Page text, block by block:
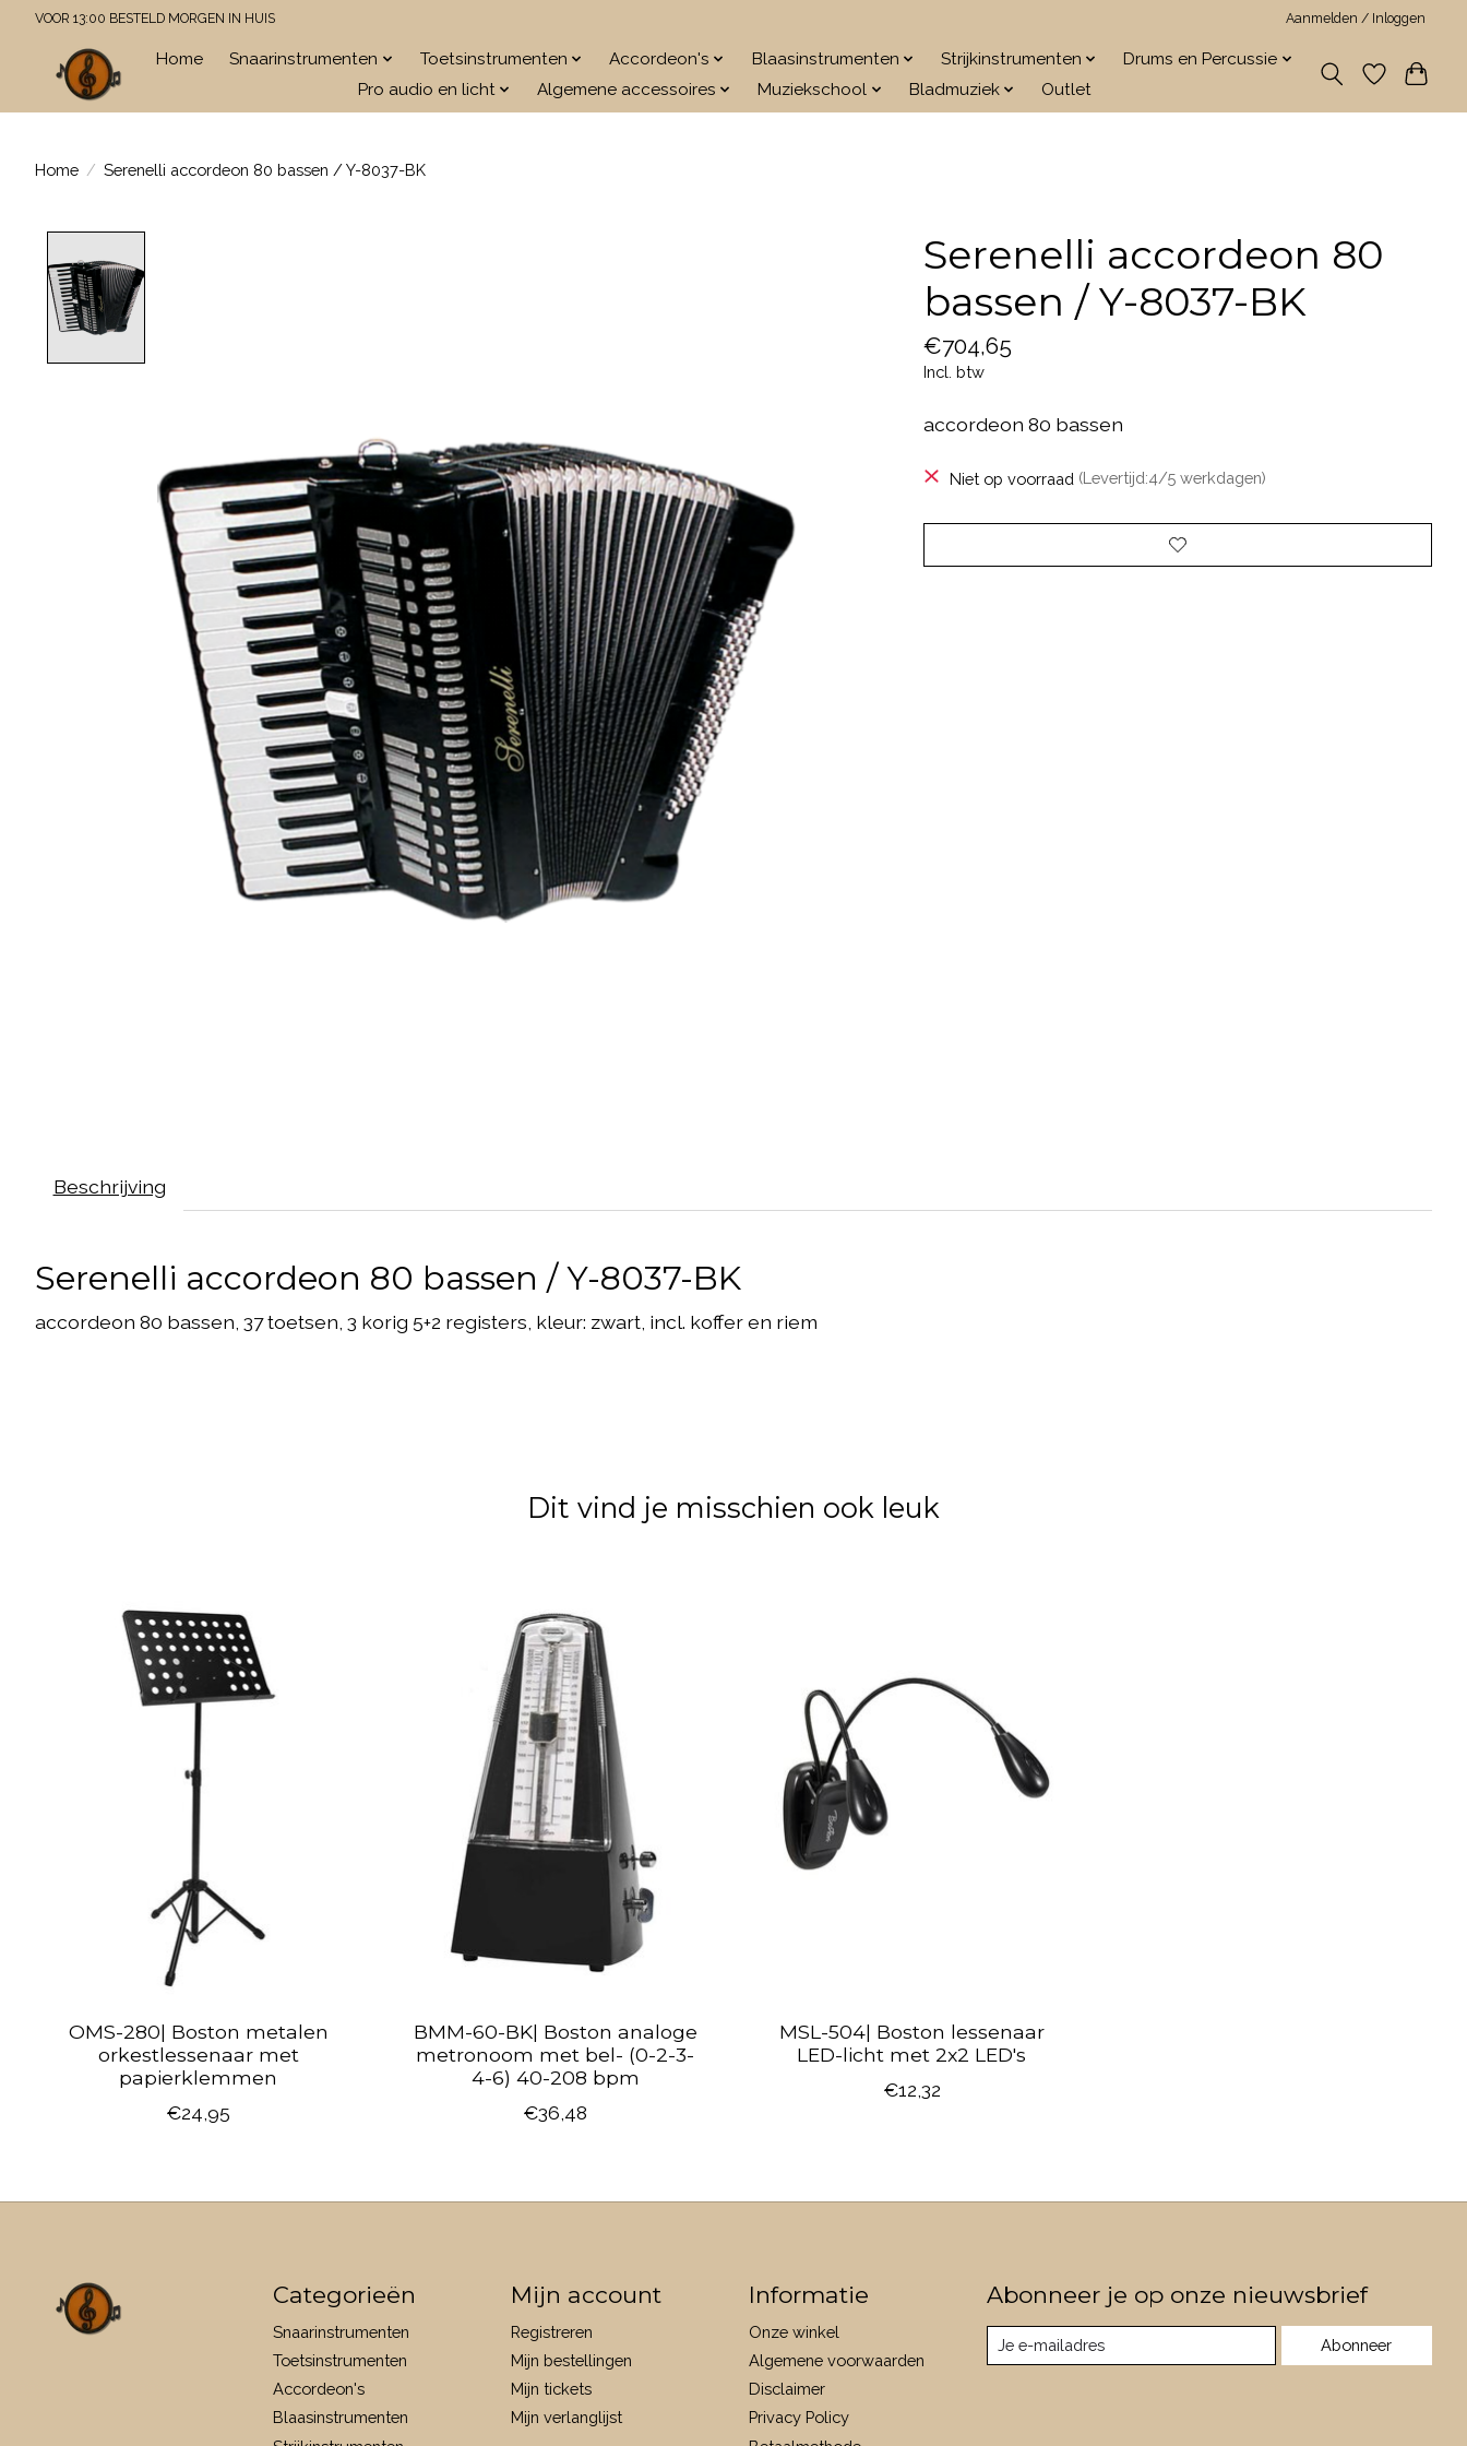
VOOR 13:00 BESTELD MORGEN IN HUIS Aanmelden / Inloggen
Home Snaarinstrumenten Toetsinstrumenten Accordeon's Blaasinstrumenten Strijkinstrumenten
Drums en Percussie
Pro audio en licht
Algemene accessoires Muziekschool Bladmuziek Outlet
Home / Serenelli accordeon 80 bassen / Y-8037-BK
Serenelli accordeon 80
bassen / Y-8037-BK
€704,65
Incl. btw
accordeon 80 bassen
Niet op voorraad (Levertijd:4/5 werkdagen)
Beschrijving
Serenelli accordeon 80 bassen / Y-8037-BK
accordeon 80 bassen, 37 toetsen, 3 korig 5+2 registers, kleur: zwart, incl. koffer en riem
Dit vind je misschien ook leuk
OMS-280| Boston metalen
orkestlessenaar met
papierklemmen
€24,95
BMM-60-BK| Boston analoge
metronoom met bel- (0-2-3-
4-6) 40-208 bpm
€36,48
MSL-504| Boston lessenaar
LED-licht met 2x2 LED's
€12,32
Categorieën
Snaarinstrumenten
Toetsinstrumenten
Accordeon's
Blaasinstrumenten
Mijn account
Registreren
Mijn bestellingen
Mijn tickets
Mijn verlanglijst
Informatie
Onze winkel
Algemene voorwaarden
Disclaimer
Privacy Policy
Abonneer je op onze nieuwsbrief
Abonneer